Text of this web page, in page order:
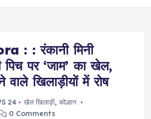
: : रंकानी मिनी
पर ‘जाम’ का खेल,
खिलाड़ीयों में रोष
24 खेल खिलाड़ी, कोल्हान
0 Comments